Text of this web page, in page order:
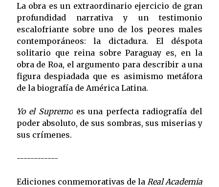
La obra es un extraordinario ejercicio de gran
profundidad narrativa y un testimonio
escalofriante sobre uno de los peores males
contemporáneos: la dictadura. El déspota
solitario que reina sobre Paraguay es, en la
obra de Roa, el argumento para describir a una
figura despiadada que es asimismo metáfora
de la biografía de América Latina.
Yo el Supremoes una perfecta radiografía del
poder absoluto, de sus sombras, sus miserias y
sus crímenes.
------------
Ediciones conmemorativas de la Real Academia